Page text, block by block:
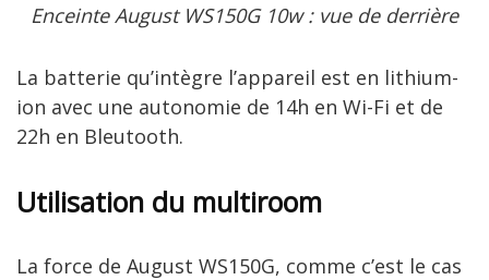
Enceinte August WS150G 10w : vue de derrière
La batterie qu’intègre l’appareil est en lithium-
ion avec une autonomie de 14h en Wi-Fi et de
22h en Bleutooth.
Utilisation du multiroom
La force de August WS150G, comme c’est le cas